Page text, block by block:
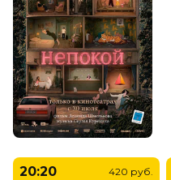
20:20
420 руб.